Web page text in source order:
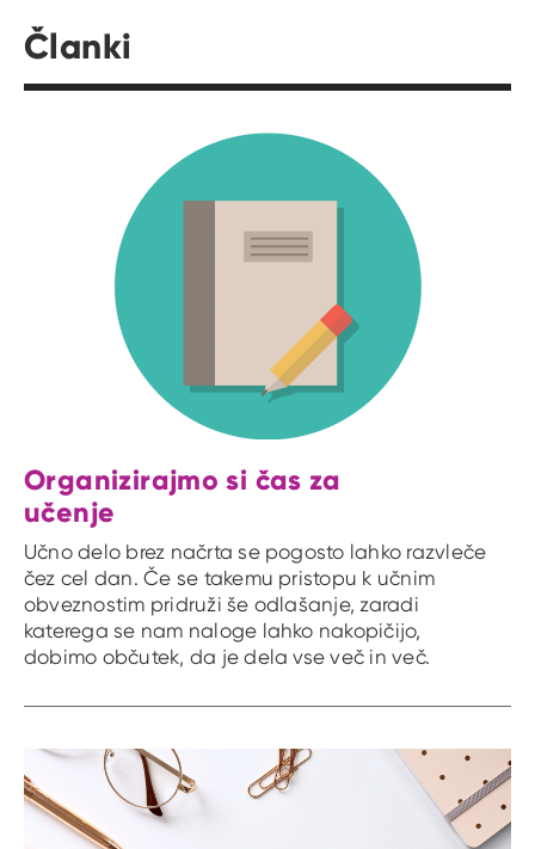
Članki
Organizirajmo si čas za
učenje
Učno delo brez načrta se pogosto lahko razvleče
čez cel dan. Če se takemu pristopu k učnim
obveznostim pridruži še odlašanje, zaradi
katerega se nam naloge lahko nakopičijo,
dobimo občutek, da je dela vse več in več.